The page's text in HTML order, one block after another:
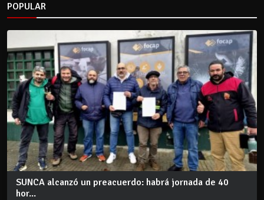
POPULAR
SUNCA alcanzó un preacuerdo: habrá jornada de 40
hor...